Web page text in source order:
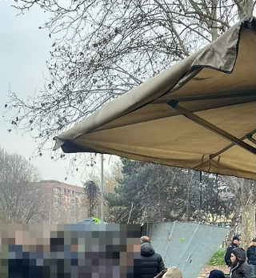
stata abbattuta dal braccio meccanico del
di Amiat nella mattinata. Pusher e tossici
costruita utilizzando i tubi innocenti e ampi teloni.
La usavano come ricovero per la notte ma anche
come hub della droga in un punto nevralgico tra
due parchi, il Peccei e il Sempione, a due passi
dalla ex Gondrand e co